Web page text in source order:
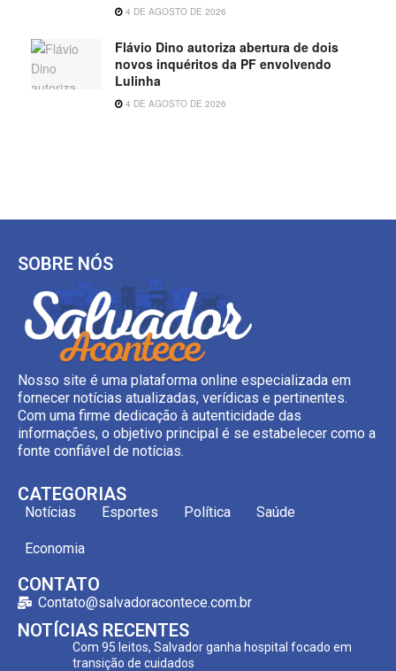
4 DE AGOSTO DE 2026
Flávio Dino autoriza abertura de dois
novos inquéritos da PF envolvendo
Lulinha
4 DE AGOSTO DE 2026
SOBRE NÓS
Nosso site é uma plataforma online especializada em
fornecer notícias atualizadas, verídicas e pertinentes.
Com uma firme dedicação à autenticidade das
informações, o objetivo principal é se estabelecer como a
fonte confiável de notícias.
CATEGORIAS
Notícias Esportes Política Saúde
Economia
CONTATO
Contato@salvadoracontece.com.br
NOTÍCIAS RECENTES
Com 95 leitos, Salvador ganha hospital focado em
transição de cuidados